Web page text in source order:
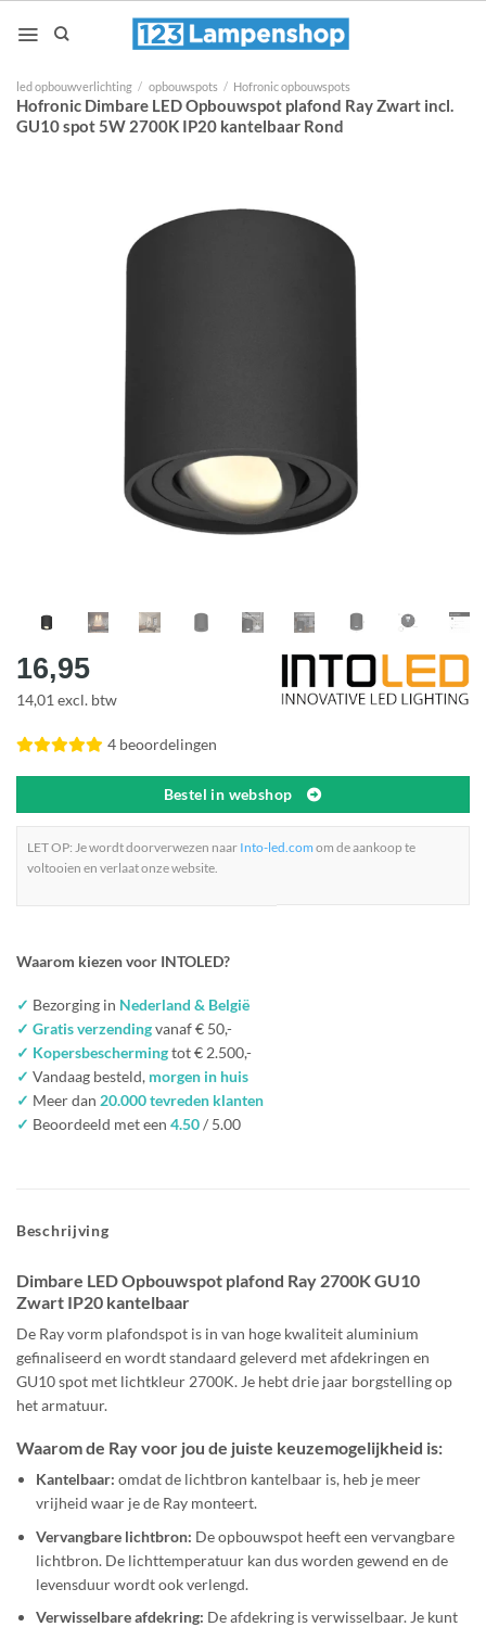
naar
led opbouwverlichting / opbouwspots / Hofronic opbouwspots
Hofronic Dimbare LED Opbouwspot plafond Ray Zwart incl.
GU10 spot 5W 2700K IP20 kantelbaar Rond
16,95
14,01 excl. btw
4 beoordelingen
Bestel in webshop
LET OP: Je wordt doorverwezen naar Into-led.com om de aankoop te
voltooien en verlaat onze website.
Waarom kiezen voor INTOLED?
✓ Bezorging in Nederland & België
✓ Gratis verzendingvanaf € 50,-
✓ Kopersbeschermingtot € 2.500,-
✓ Vandaag besteld, morgen in huis
✓ Meer dan 20.000 tevreden klanten
✓ Beoordeeld met een 4.50/ 5.00
Beschrijving
Dimbare LED Opbouwspot plafond Ray 2700K GU10
Zwart IP20 kantelbaar
De Ray vorm plafondspot is in van hoge kwaliteit aluminium
gefinaliseerd en wordt standaard geleverd met afdekringen en
GU10 spot met lichtkleur 2700K. Je hebt drie jaar borgstelling op
het armatuur.
Waarom de Ray voor jou de juiste keuzemogelijkheid is:
Kantelbaar:omdat de lichtbron kantelbaar is, heb je meer
vrijheid waar je de Ray monteert.
Vervangbare lichtbron: De opbouwspot heeft een vervangbare
lichtbron. De lichttemperatuur kan dus worden gewend en de
levensduur wordt ook verlengd.
Verwisselbare afdekring: De afdekring is verwisselbaar. Je kunt